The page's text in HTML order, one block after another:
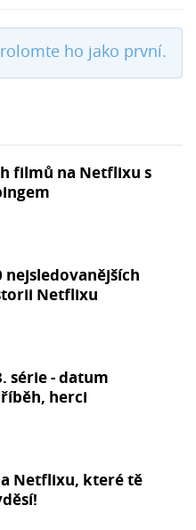
ho jako první.
filmů na Netflixu s
nejsledovanějších
Netflixu
série - datum
herci
Netflixu, které tě